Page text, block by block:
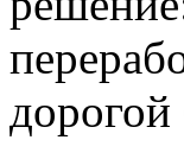
дорогой